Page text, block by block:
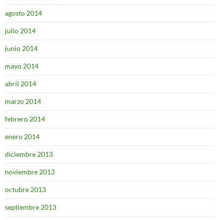
agosto 2014
julio 2014
junio 2014
mayo 2014
abril 2014
marzo 2014
febrero 2014
enero 2014
diciembre 2013
noviembre 2013
octubre 2013
septiembre 2013